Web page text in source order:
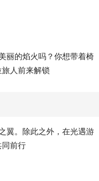
丽的焰火吗？你想带着椅
人前来解锁
翼。除此之外，在光遇游
前行